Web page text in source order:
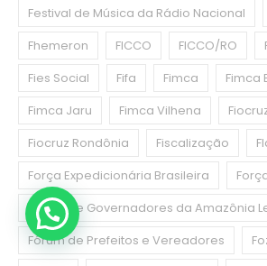
Festival de Música da Rádio Nacional
Fhemeron
FICCO FICCO/RO
Fies Social
Fifa Fimca
Fimca
Fimca Jaru
Fimca Vilhena
Fiocruz Rondônia
Fiscalização
Força Expedicionária Brasileira
Fórum de Governadores da Amazônia
Fórum de Prefeitos e Vereadores